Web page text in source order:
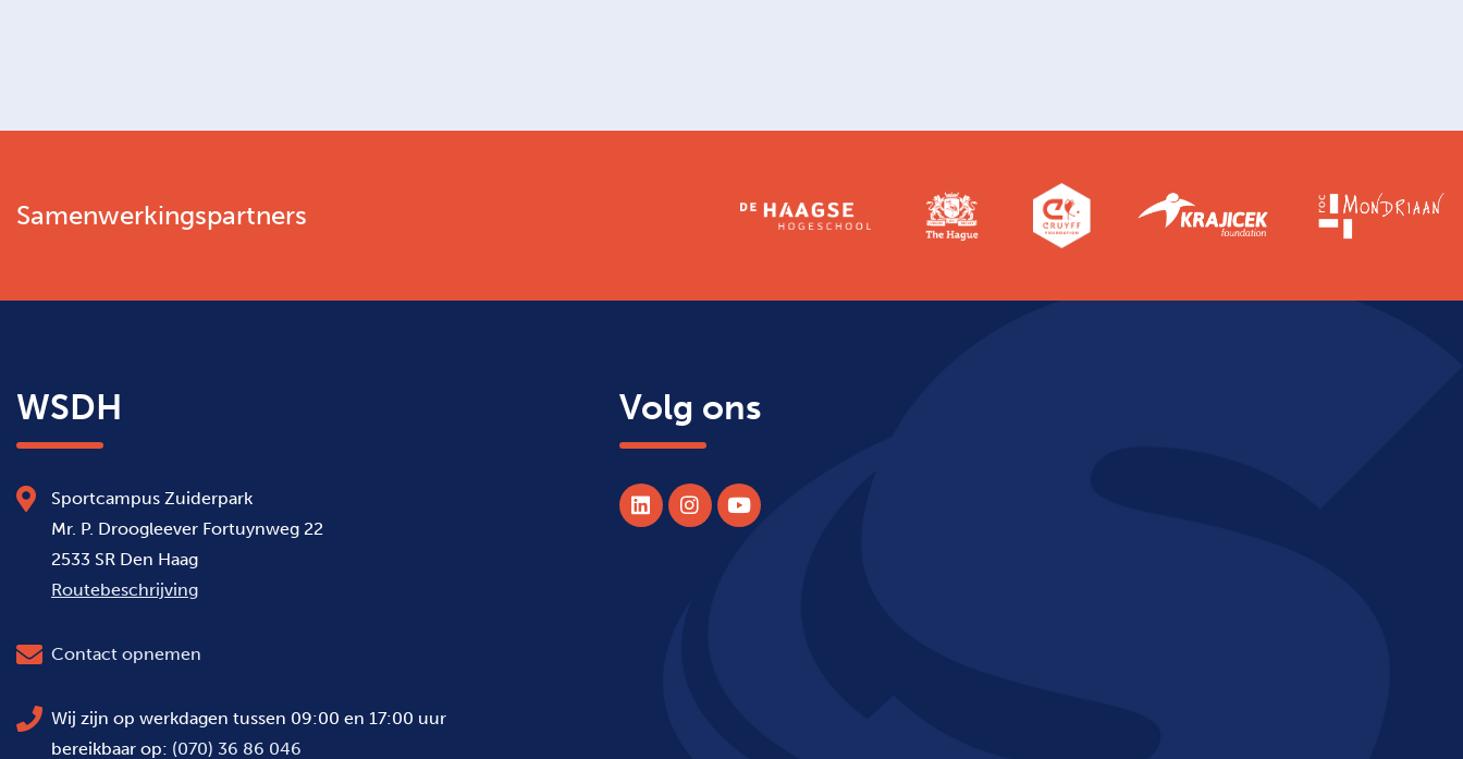
Samenwerkingspartners
WSDH
Sportcampus Zuiderpark
Mr. P. Droogleever Fortuynweg 22
2533 SR Den Haag
Routebeschrijving
Contact opnemen
Wij zijn op werkdagen tussen 09:00 en 17:00 uur
bereikbaar op: (070) 36 86 046
Volg ons